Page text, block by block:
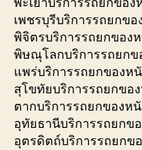
เพชรบุรีบริการรถยกข
พิจิตรบริการรถยกของ
พิษณุโลกบริการรถยกข
แพร่บริการรถยกของห
สุโขทัยบริการรถยกขอ
ตากบริการรถยกของห
อุทัยธานีบริการรถยกข
อุตรดิตถ์บริการรถยกข